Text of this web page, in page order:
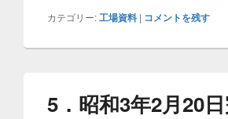
カテゴリー:工場資料 | コメントを残す
5．昭和3年2月20